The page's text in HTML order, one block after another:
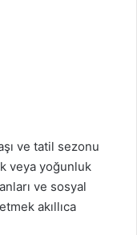
ve tatil sezonu
veya yoğunluk
ve sosyal
akıllıca